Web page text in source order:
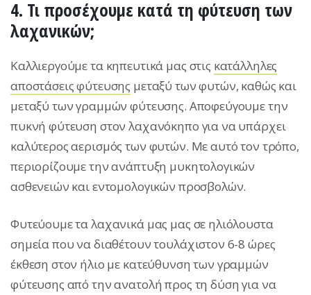
4. Τι προσέχουμε κατά τη φύτευση των
λαχανικών;
Καλλιεργούμε τα κηπευτικά μας στις κατάλληλες
αποστάσεις φύτευσης μεταξύ των φυτών, καθώς και
μεταξύ των γραμμών φύτευσης. Αποφεύγουμε την
πυκνή φύτευση στον λαχανόκηπο για να υπάρχει
καλύτερος αερισμός των φυτών. Με αυτό τον τρόπο,
περιορίζουμε την ανάπτυξη μυκητολογικών
ασθενειών και εντομολογικών προσβολών.
Φυτεύουμε τα λαχανικά μας μας σε ηλιόλουστα
σημεία που να διαθέτουν τουλάχιστον 6-8 ώρες
έκθεση στον ήλιο με κατεύθυνση των γραμμών
φύτευσης από την ανατολή προς τη δύση για να